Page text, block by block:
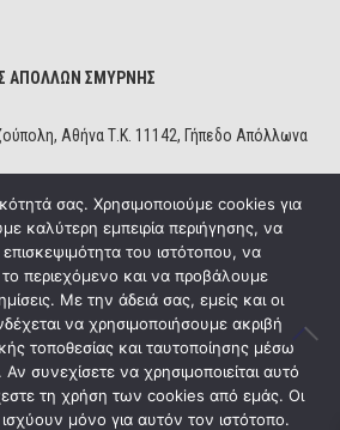
ΑΠΟΛΛΩΝ ΣΜΥΡΝΗΣ
Αθήνα Τ.Κ. 11142, Γήπεδο Απόλλωνα
ΓΣ Απόλλων Σμύρνης Powered by Five Media
σας. Χρησιμοποιούμε cookies για
καλύτερη εμπειρία περιήγησης, να
του ιστότοπου, να
περιεχόμενο και να προβάλουμε
Με την άδειά σας, εμείς και οι
να χρησιμοποιήσουμε ακριβή
τοποθεσίας και ταυτοποίησης μέσω
συνεχίσετε να χρησιμοποιείται αυτό
τη χρήση των cookies από εμάς. Οι
μόνο για αυτόν τον ιστότοπο.